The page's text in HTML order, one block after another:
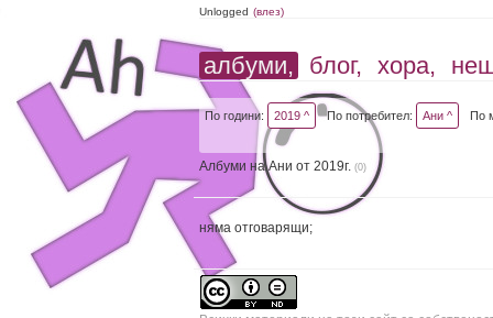
Unlogged (влез)
албуми, блог, хора,
По години: 2019 ^ По потребител: Ани ^ По
Албуми на Ани от 2019г. (0)
няма отговарящи;